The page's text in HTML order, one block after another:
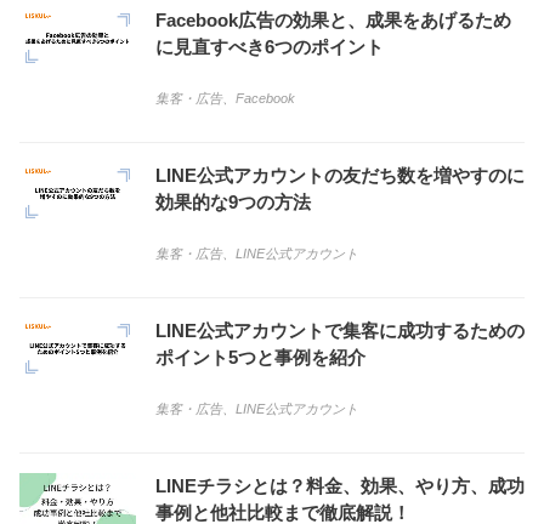
Facebook広告の効果と、成果をあげるため
に見直すべき6つのポイント
集客・広告、 Facebook
LINE公式アカウントの友だち数を増やすのに
効果的な9つの方法
集客・広告、 LINE公式アカウント
LINE公式アカウントで集客に成功するための
ポイント5つと事例を紹介
集客・広告、 LINE公式アカウント
LINEチラシとは？料金、効果、やり方、成功
事例と他社比較まで徹底解説！